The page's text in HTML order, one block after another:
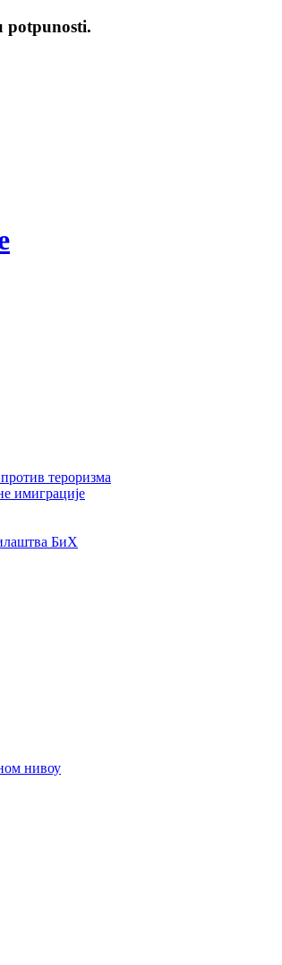
potpunosti.
тероризма
имиграције
БиХ
нивоу